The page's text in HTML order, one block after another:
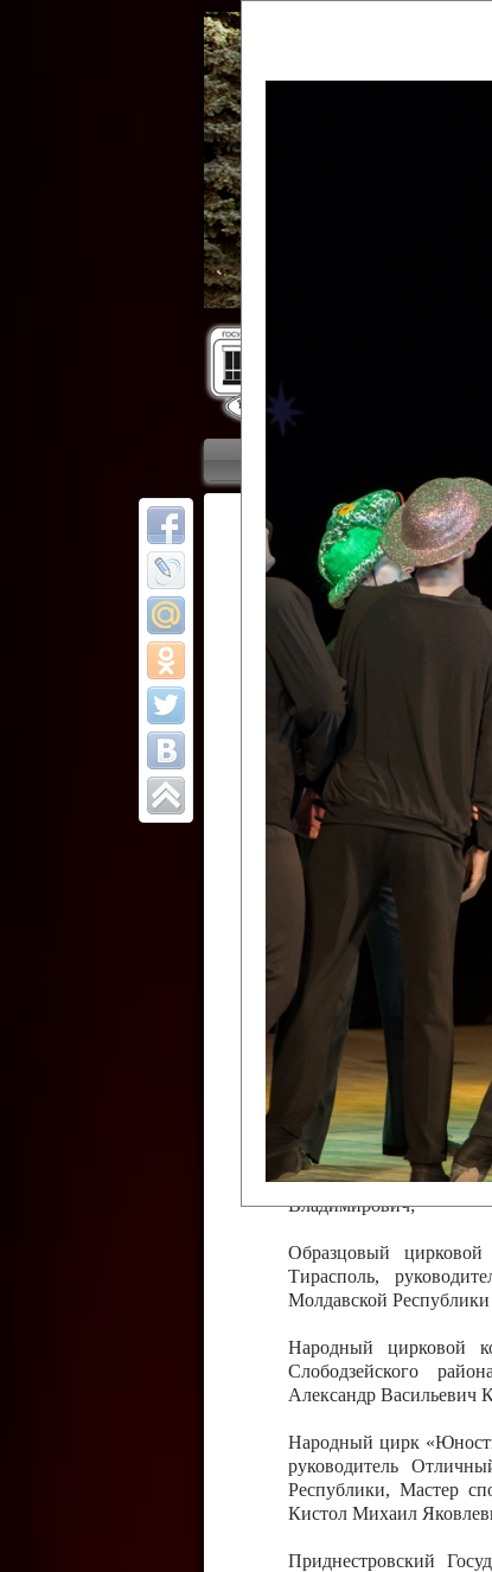
Все отчеты
Финал
цирковых
Участники фестиваля:
Образцовый
Протягайловка, г.
Народный цирковой
досуговый центр
культуры
Олег Степанович Райлян;
Народный цирковой
Григориопольского
Приднестровской
Народный цирковой
Слободзейского
Приднестровской
Казавчинская;
Образцовый эстрадно-
творчества с. Чобручи,
Владимирович;
Образцовый цирковой
Тирасполь,
Молдавской
Народный цирковой
Слободзейского
Александр Васильевич
Народный цирк
руководитель
Республики, Мастер
Кистол Михаил
Приднестровский